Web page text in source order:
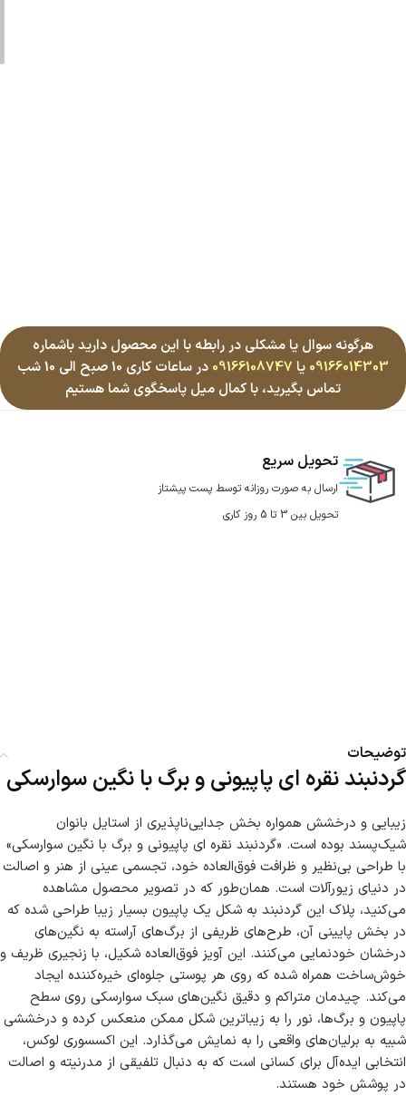
هرگونه سوال یا مشکلی در رابطه با این محصول دارید باشماره
09166014303 یا 09166108747
در ساعات کاری 10 صبح الی 10 شب
تماس بگیرید، با کمال میل پاسخگوی شما هستیم
تحویل سریع
ارسال به صورت روزانه توسط پست پیشتاز
تحویل بین 3 تا 5 روز کاری
توضیحات
گردنبند نقره ای پاپیونی و برگ با نگین سوارسکی
زیبایی و درخشش همواره بخش جدایی‌ناپذیری از استایل بانوان
شیک‌پسند بوده است. «گردنبند نقره ای پاپیونی و برگ با نگین سوارسکی»
با طراحی بی‌نظیر و ظرافت فوق‌العاده خود، تجسمی عینی از هنر و اصالت
در دنیای زیورآلات است. همان‌طور که در تصویر محصول مشاهده
می‌کنید، پلاک این گردنبند به شکل یک پاپیون بسیار زیبا طراحی شده که
در بخش پایینی آن، طرح‌های ظریفی از برگ‌های آراسته به نگین‌های
درخشان خودنمایی می‌کنند. این آویز فوق‌العاده شکیل، با زنجیری ظریف و
خوش‌ساخت همراه شده که روی هر پوستی جلوه‌ای خیره‌کننده ایجاد
می‌کند. چیدمان متراکم و دقیق نگین‌های سبک سوارسکی روی سطح
پاپیون و برگ‌ها، نور را به زیباترین شکل ممکن منعکس کرده و درخششی
شبیه به برلیان‌های واقعی را به نمایش می‌گذارد. این اکسسوری لوکس،
انتخابی ایده‌آل برای کسانی است که به دنبال تلفیقی از مدرنیته و اصالت
در پوشش خود هستند.